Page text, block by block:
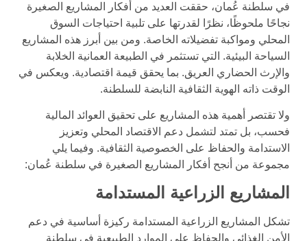
في سلطنة عُمان، حققت العديد من أفكار المشاريع الصغيرة
نجاحًا ملحوظًا، نظرًا لقدرتها على تلبية احتياجات السوق
المحلي ومواكبة تفضيلاته الخاصة. ومن بين أبرز هذه المشاريع
السياحة البيئية. التي تستثمر في الطبيعة العمانية الخلابة
والإرث الحضاري العريق. بما يحقق قيمة اقتصادية. ويعكس في
الوقت ذاته الهوية الثقافية النابضة للسلطنة.
ولا تقتصر أهمية هذه المشاريع على تحقيق العوائد المالية
فحسب، بل تمتد لتشمل دعم الاقتصاد المحلي وتعزيز
الاستدامة والحفاظ على الخصوصية الثقافية. وفيما يلي
مجموعة من أنجح أفكار المشاريع الصغيرة في سلطنة عُمان:
المشاريع الزراعية المستدامة
تشكل المشاريع الزراعية المستدامة ركيزة أساسية في دعم
الأمن الغذائي والحفاظ على الموارد الطبيعية في سلطنة